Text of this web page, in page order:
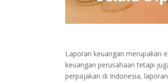
Laporan keuangan merupakan
keuangan perusahaan tetapi
perpajakan di Indonesia,